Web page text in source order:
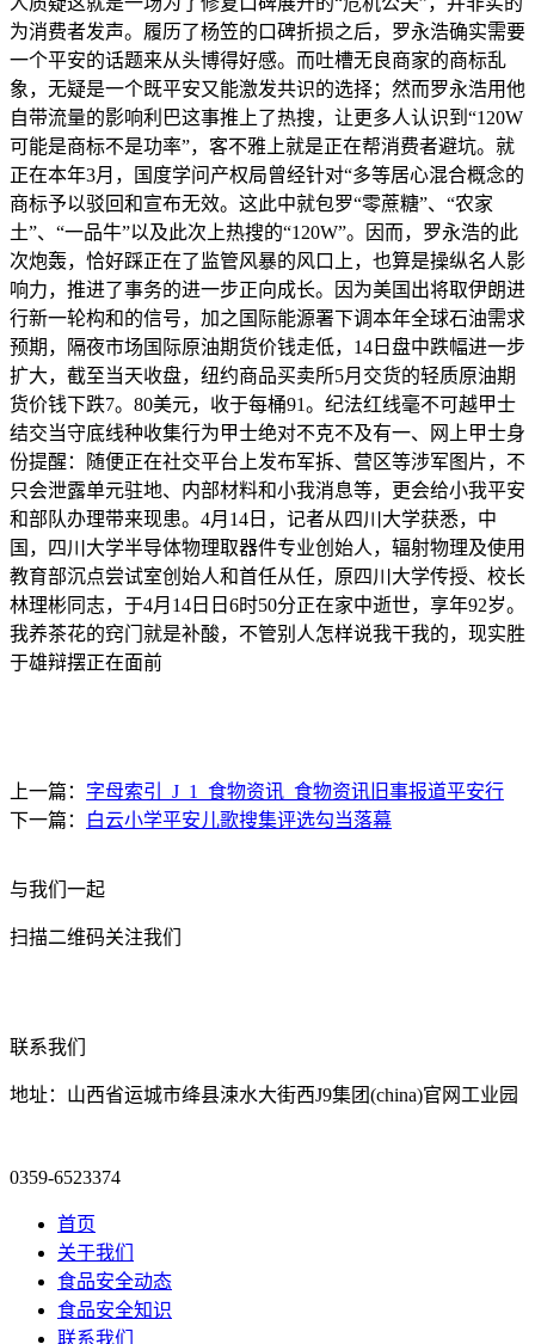
为消费者发声。履历了杨笠的口碑折损之后，罗永浩确实需要
一个平安的话题来从头博得好感。而吐槽无良商家的商标乱
象，无疑是一个既平安又能激发共识的选择；然而罗永浩用他
自带流量的影响利巴这事推上了热搜，让更多人认识到“120W
可能是商标不是功率”，客不雅上就是正在帮消费者避坑。就
正在本年3月，国度学问产权局曾经针对“多等居心混合概念的
商标予以驳回和宣布无效。这此中就包罗“零蔗糖”、“农家
土”、“一品牛”以及此次上热搜的“120W”。因而，罗永浩的此
次炮轰，恰好踩正在了监管风暴的风口上，也算是操纵名人影
响力，推进了事务的进一步正向成长。因为美国出将取伊朗进
行新一轮构和的信号，加之国际能源署下调本年全球石油需求
预期，隔夜市场国际原油期货价钱走低，14日盘中跌幅进一步
扩大，截至当天收盘，纽约商品买卖所5月交货的轻质原油期
货价钱下跌7。80美元，收于每桶91。纪法红线毫不可越甲士
结交当守底线种收集行为甲士绝对不克不及有一、网上甲士身
份提醒：随便正在社交平台上发布军拆、营区等涉军图片，不
只会泄露单元驻地、内部材料和小我消息等，更会给小我平安
和部队办理带来现患。4月14日，记者从四川大学获悉，中
国，四川大学半导体物理取器件专业创始人，辐射物理及使用
教育部沉点尝试室创始人和首任从任，原四川大学传授、校长
林理彬同志，于4月14日日6时50分正在家中逝世，享年92岁。
我养茶花的窍门就是补酸，不管别人怎样说我干我的，现实胜
于雄辩摆正在面前
上一篇： 字母索引_J_1_食物资讯_食物资讯旧事报道平安行
下一篇：
白云小学平安儿歌搜集评选勾当落幕
与我们一起
扫描二维码关注我们
联系我们
地址：山西省运城市绛县涑水大街西J9集团(china)官网工业园
0359-6523374
首页
关于我们
食品安全动态
食品安全知识
联系我们